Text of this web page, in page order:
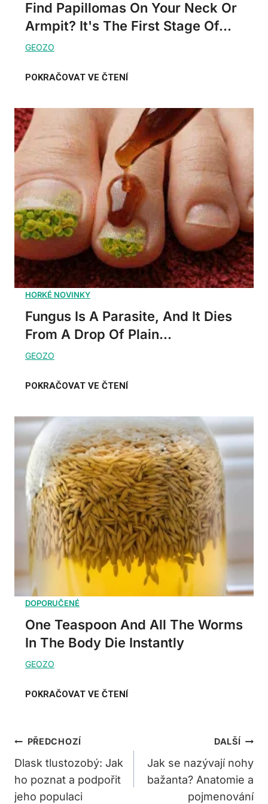
Find Papillomas On Your Neck Or
Armpit? It's The First Stage Of...
Fungus Is A Parasite, And It Dies
From A Drop Of Plain...
One Teaspoon And All The Worms
In The Body Die Instantly
Navigace
Pro
Příspěvek
PŘEDCHOZÍ
Dlask tlustozobý: Jak
ho poznat a podpořit
jeho populaci
DALŠÍ
Jak se nazývají nohy
bažanta? Anatomie a
pojmenování